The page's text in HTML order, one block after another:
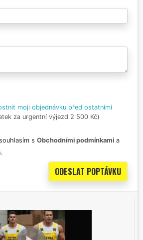
moji objednávku před ostatními
za urgentní výjezd 2 500 Kč)
s Obchodními podmínkami a